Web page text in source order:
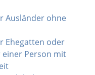
Ausländer ohne
Ehegatten oder
Person mit